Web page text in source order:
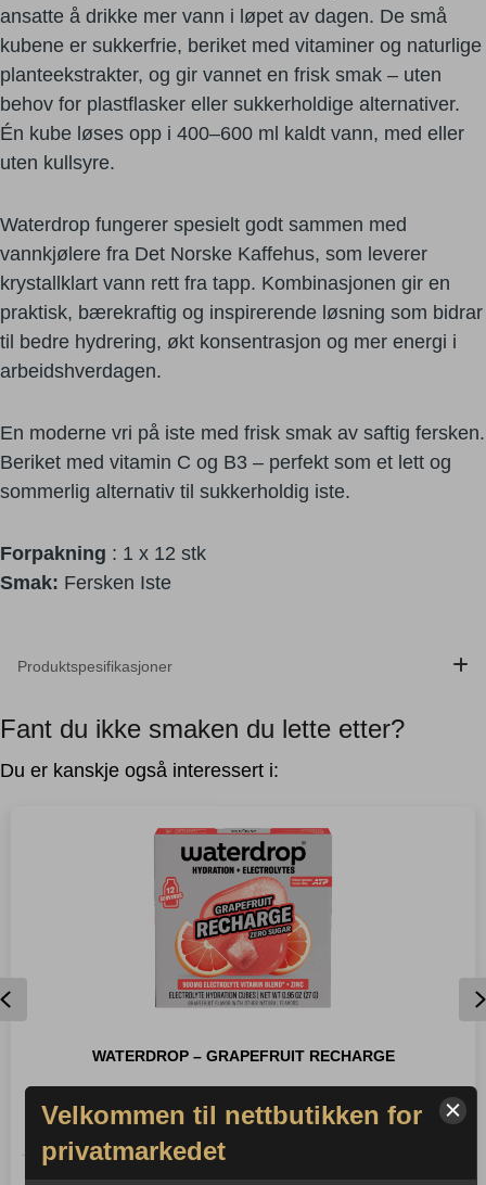
ansatte å drikke mer vann i løpet av dagen. De små
kubene er sukkerfrie, beriket med vitaminer og naturlige
planteekstrakter, og gir vannet en frisk smak – uten
behov for plastflasker eller sukkerholdige alternativer.
Én kube løses opp i 400–600 ml kaldt vann, med eller
uten kullsyre.
Waterdrop fungerer spesielt godt sammen med
vannkjølere fra Det Norske Kaffehus, som leverer
krystallklart vann rett fra tapp. Kombinasjonen gir en
praktisk, bærekraftig og inspirerende løsning som bidrar
til bedre hydrering, økt konsentrasjon og mer energi i
arbeidshverdagen.
En moderne vri på iste med frisk smak av saftig fersken.
Beriket med vitamin C og B3 – perfekt som et lett og
sommerlig alternativ til sukkerholdig iste.
Forpakning : 1 x 12 stk
Smak: Fersken Iste
Produktspesifikasjoner
Fant du ikke smaken du lette etter?
Du er kanskje også interessert i:
WATERDROP – GRAPEFRUIT RECHARGE
Vitamin hydration cubes
Previous
Velkommen til nettbutikken for
privatmarkedet